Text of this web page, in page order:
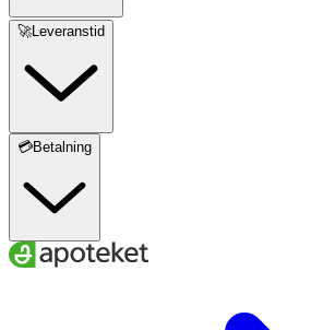
🚀Leveranstid
💳Betalning